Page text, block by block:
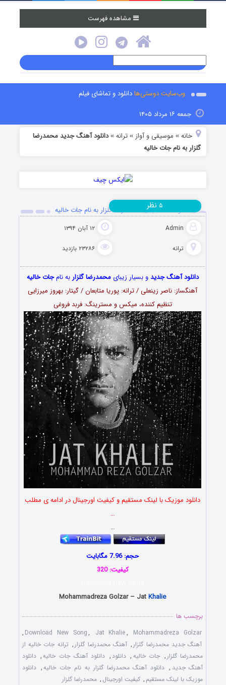
مشاهده فهرست
وب‌سایت دوستی‌هادانلود و تماشای فیلم
جمعه ۱۶ مرداد ۱۴۰۵
خانه » موسیقی و آواز »ترانه »دانلود آهنگ جدید محمدرضا
گلزار به نام جات خالیه
دانلود آهنگ جدید محمدرضا گلزار به نام جات خالیه
Admin ۱۲ آبان ۱۳۹۴
ترانه ۲۳۲۸۶ بازدید
۵ نظر
دانلود آهنگ جدیدو بسیار زیبایمحمدرضا گلزار به نامجات خالیه
آهنگساز: ناصر زینعلی / ترانه‌: پوریا متابعان / گیتار: بهروز میرزایی
تنظیم کننده، میکس و مسترینگ: فربد فروغی
دانلود موزیک با لینک مستقیم و کیفیت اورجینال در ادامه ی مطلب
…
…
حجم: 7.96 مگابایت
کیفیت: 320
Mohammadreza Golzar – JatKhalie
برچسب ها
Download New Song, Jat Khalie, Mohammadreza Golzar
,
آهنگ جدید محمدرضا گلزار , آهنگ محمدرضا گلزار , ترانه جات خالیه از
محمدرضا گلزار , جات خالیه , دانلود , دانلود آهنگ جات خالیه, دانلود
آهنگ جدید , دانلود آهنگ محمدرضا گلزار به نام جات خالیه, دانلود
موزیک با لینک مستقیم , کیفیت اورجینال , محمدرضا گلزار